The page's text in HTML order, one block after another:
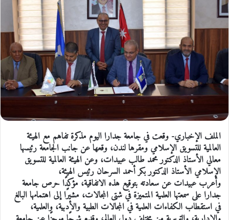
الملف الإخباري- وقعت في جامعة جدارا اليوم مذكرة تفاهم مع الهيئة
العالمية للتسويق الإسلامي ومقرها لندن، وقعها عن جانب الجامعة رئيسها
معالي الأستاذ الدكتور محمد طالب عبيدات، وعن الهيئة العالمية للتسويق
الإسلامي الأستاذ الدكتور بكر أحمد السرحان رئيس الهيئة،
وأعرب عبيدات عن سعادته بتوقيع هذه الاتفاقية، مؤكدًا حرص جامعة
جدارا على سمعتها العلمية المتميزة في شتى المجالات، مشيرًا إلى اهتمامها البالغ
في استقطاب الكفاءات العلمية في المجالات الطبية والأدبية، والعلمية،